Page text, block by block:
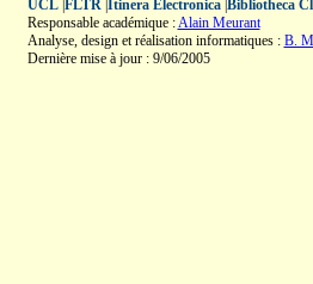
UCL| FLTR| Itinera Electronica| Bibliotheca
Responsable académique :Alain Meurant
Analyse, design et réalisation informatiques : B.
Dernière mise à jour : 9/06/2005